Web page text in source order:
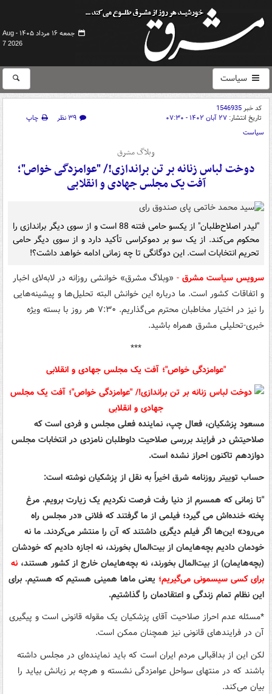
جمعه ۱۶ مرداد ۱۴۰۵ -
Aug
7 2026
سیاست
کد خبر1546935
تاریخ انتشار: ۲۷ آبان ۱۴۰۲ - ۰۷:۳۰ ۳۹ نظر
چاپ
سیاست
وبلاگ مشرق
دوخت لباس زنانه بر تن براندازی!/ "عوامزدگی خواص"؛
آفت یک مجلس جهادی و انقلابی
"لیدر اصلاح‌طلبان" از یکسو حامی فتنه 88 است و از سوی دیگر براندازی را
محکوم می‌کند. از یک سو بر دموکراسی تأکید دارد و از سوی دیگر حامی
تحریم انتخابات است. این دوگانگی تا چه زمانی ادامه خواهد داشت؟!
سرویس سیاست مشرق - «وبلاگ مشرق» خوانشی روزانه در لابه‌لای اخبار
و اتفاقات کشور است. ما درباره این خوانش البته تحلیل‌ها و پیشینه‌هایی
را نیز در اختیار مخاطبان محترم می‌گذاریم. ۷:۳۰ هر روز با بسته ویژه
خبری-تحلیلی مشرق همراه باشید.
***
"عوامزدگی خواص"؛ آفت یک مجلس جهادی و انقلابی
مسعود پزشکیان، فعال چپ، نماینده فعلی مجلس و فردی است که
صلاحیتش در فرایند بررسی صلاحیت داوطلبان نامزدی در انتخابات مجلس
دوازدهم تاکنون احراز نشده است.
حساب توییتر روزنامه شرق اخیراً به نقل از پزشکیان نوشته است:
"تا زمانی که همسرم از دنیا رفت فرصت نکردیم یک زیارت برویم. مرغ
پخته خنده‌اش می گیرد؛ فیلمی از ما گرفتند که فلانی «در مجلس راه
می‌رود» این‌ها اگر فیلم دیگری داشتند که آن‌ را منتشر می‌کردند. ما نه
خودمان دادیم بچه‌هایمان از بیت‌المال بخورند، نه اجازه دادیم که خودشان
(بچه‌هایمان) از بیت‌المال بخورند، نه بچه‌هایمان خارج از کشور هستند، نه
برای کسی سیسمونی می‌گیریم؛ یعنی ماها همینی هستیم که هستیم. برای
این نظام تمام زندگی و اعتقادمان را گذاشتیم.
*مسئله عدم احراز صلاحیت آقای پزشکیان یک مقوله قانونی است و پیگیری
آن در فرایندهای قانونی نیز همچنان ممکن است.
لکن این از بداقبالی مردم ایران است که باید نماینده‌ای در مجلس داشته
باشند که در منتهای سواحل عوامزدگی نشسته و هرچه بر زبانش بیاید را
بیان می‌کند.